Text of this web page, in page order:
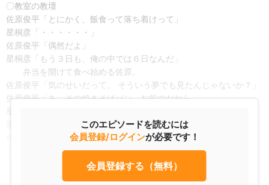
〇教室の教壇
佐原俊平「とにかく、飯食って落ち着けって」
星桐彦「・・・・・・」
佐原俊平「偶然だよ」
星桐彦「もう３日も、俺の中では６日なんだ」
弁当を開けて食べ始める佐原。
佐原俊平「気のせいだって。 そういう夢でも見たんじゃないか？」
佐原俊平「あ、その焼きそばパン、お前のだから」
星桐彦「俺、知ってるんだからな！ お前がミス須高の唯奈ちゃんと
付き合ってることも、その弁当が唯奈ちゃんの手作りだってこと
このエピソードを読むには
会員登録/ログインが必要です！
会員登録する（無料）